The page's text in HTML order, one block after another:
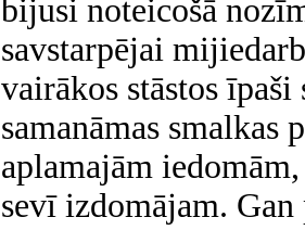
bijusi noteicošā
savstarpējai
vairākos stāstos
samanāmas smalkas
aplamajām
sevī izdomājam.